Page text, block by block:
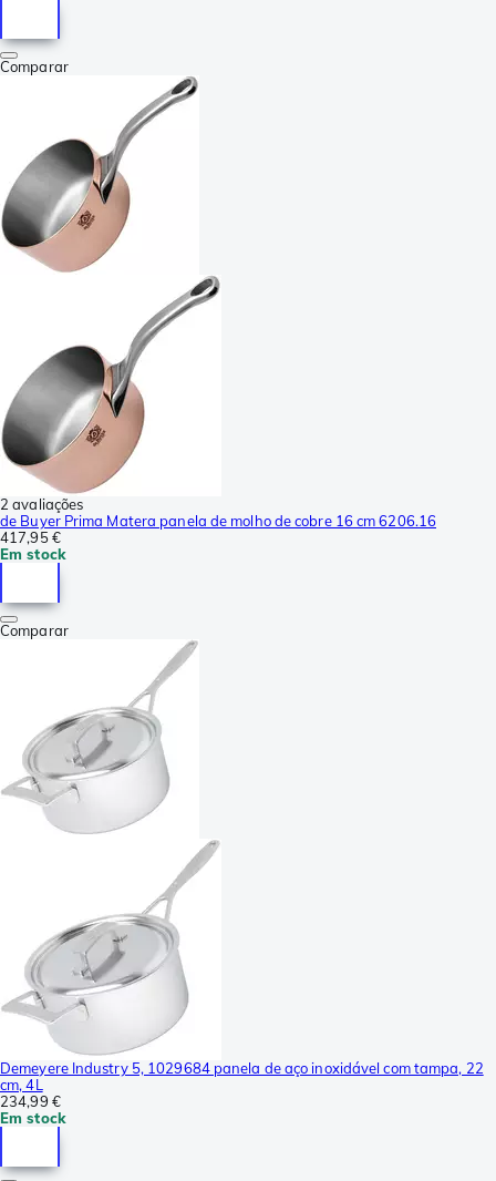
Comparar
2 avaliações
de Buyer Prima Matera panela de molho de cobre 16 cm 6206.16
417,95 €
Em stock
Comparar
Demeyere Industry 5, 1029684 panela de aço inoxidável com tampa, 22
cm, 4L
234,99 €
Em stock